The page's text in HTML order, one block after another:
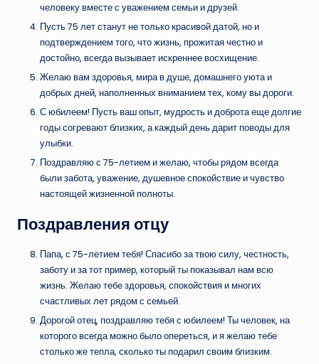
человеку вместе с уважением семьи и друзей.
Пусть 75 лет станут не только красивой датой, но и
подтверждением того, что жизнь, прожитая честно и
достойно, всегда вызывает искреннее восхищение.
Желаю вам здоровья, мира в душе, домашнего уюта и
добрых дней, наполненных вниманием тех, кому вы дороги.
С юбилеем! Пусть ваш опыт, мудрость и доброта еще долгие
годы согревают близких, а каждый день дарит поводы для
улыбки.
Поздравляю с 75-летием и желаю, чтобы рядом всегда
были забота, уважение, душевное спокойствие и чувство
настоящей жизненной полноты.
Поздравления отцу
Папа, с 75-летием тебя! Спасибо за твою силу, честность,
заботу и за тот пример, который ты показывал нам всю
жизнь. Желаю тебе здоровья, спокойствия и многих
счастливых лет рядом с семьей.
Дорогой отец, поздравляю тебя с юбилеем! Ты человек, на
которого всегда можно было опереться, и я желаю тебе
столько же тепла, сколько ты подарил своим близким.